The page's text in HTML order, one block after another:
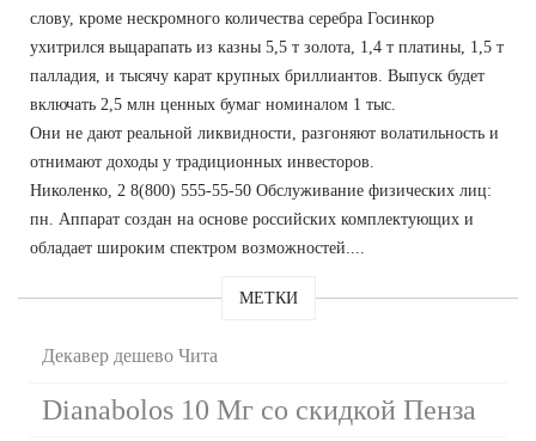
слову, кроме нескромного количества серебра Госинкор
ухитрился выцарапать из казны 5,5 т золота, 1,4 т платины, 1,5 т
палладия, и тысячу карат крупных бриллиантов. Выпуск будет
включать 2,5 млн ценных бумаг номиналом 1 тыс.
Они не дают реальной ликвидности, разгоняют волатильность и
отнимают доходы у традиционных инвесторов.
Николенко, 2 8(800) 555-55-50 Обслуживание физических лиц:
пн. Аппарат создан на основе российских комплектующих и
обладает широким спектром возможностей....
МЕТКИ
Декавер дешево Чита
Dianabolos 10 Мг со скидкой Пенза